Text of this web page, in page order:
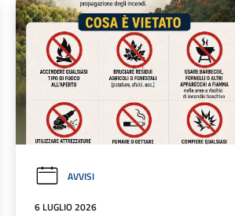
AVVISI
6 LUGLIO 2026